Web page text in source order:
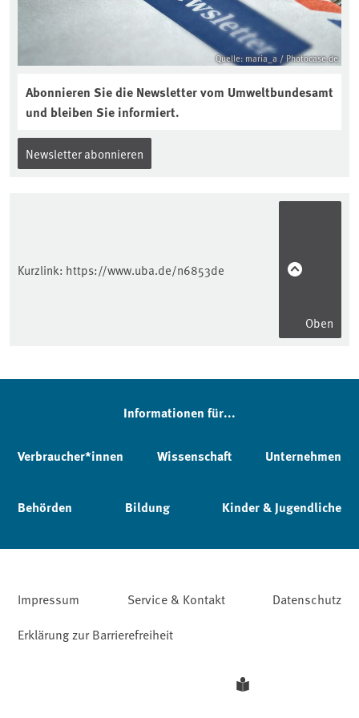
Quelle: maria_a / Photocase.de
Abonnieren Sie die Newsletter vom Umweltbundesamt
und bleiben Sie informiert.
Newsletter abonnieren
Kurzlink: https://www.uba.de/n6853de
Oben
Informationen für...
Verbraucher*innen Wissenschaft Unternehmen
Behörden Bildung Kinder & Jugendliche
Impressum Service & Kontakt
Datenschutz
Erklärung zur Barrierefreiheit